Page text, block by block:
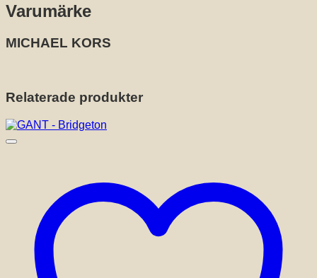
Varumärke
MICHAEL KORS
Relaterade produkter